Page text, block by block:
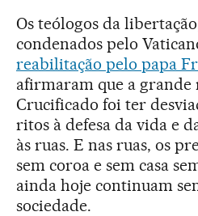
Os teólogos da
condenados pelo
reabilitação pelo papa
afirmaram que a grande
Crucificado foi ter
ritos à defesa da vida e
às ruas. E nas ruas, os
sem coroa e sem casa
ainda hoje continuam
sociedade.